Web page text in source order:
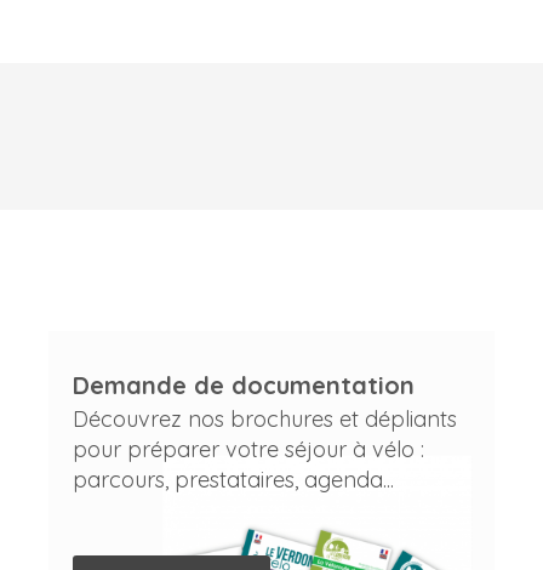
Demande de documentation
Découvrez nos brochures et dépliants
pour préparer votre séjour à vélo :
parcours, prestataires, agenda...